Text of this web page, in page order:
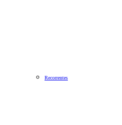
Recorrentes